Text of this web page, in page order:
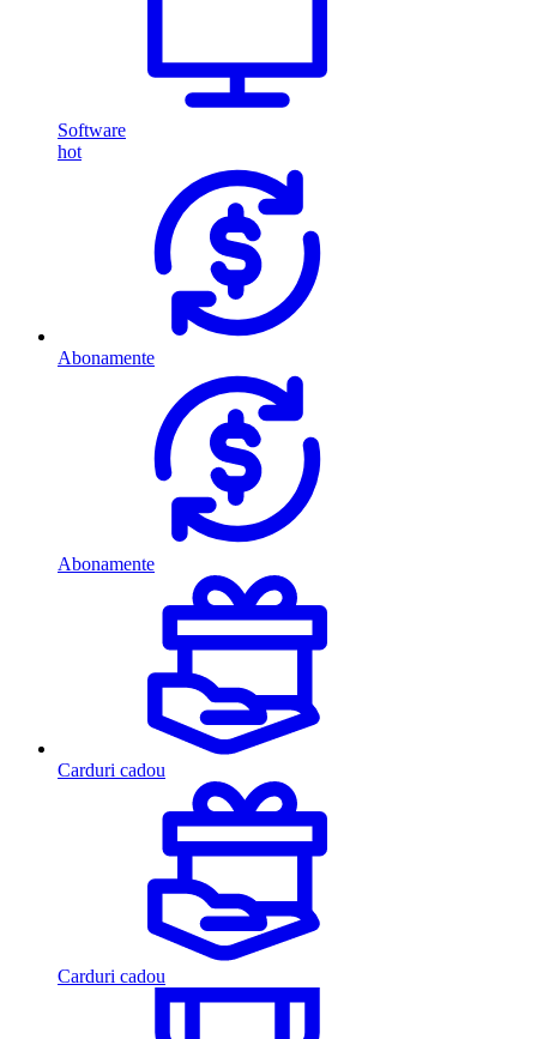
Software
hot
Abonamente
Abonamente
Carduri cadou
Carduri cadou